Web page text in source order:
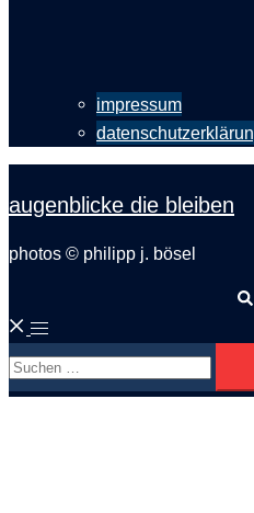
impressum
augenblicke die bleiben
photos © philipp j. bösel
Menü
umschalten
Suchen
nach: